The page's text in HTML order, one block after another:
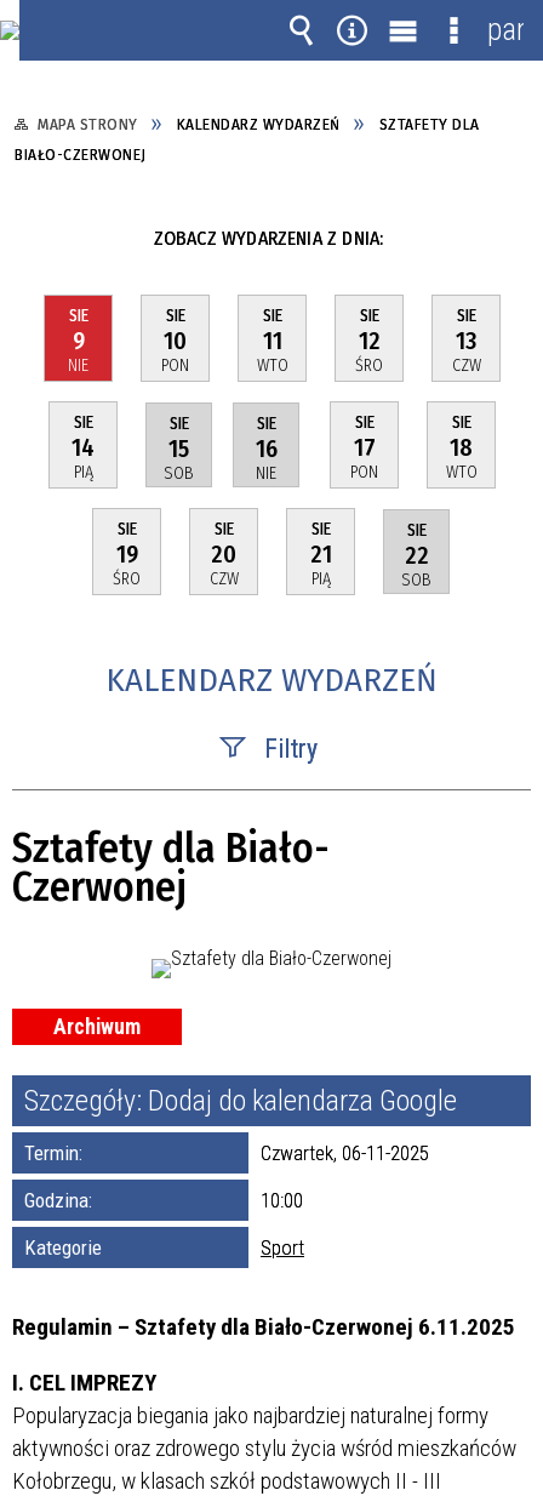
MAPA STRONY KALENDARZ WYDARZEŃ
SZTAFETY DLA
BIAŁO-CZERWONEJ
ZOBACZ WYDARZENIA Z DNIA:
SIE
9
NIE
SIE
10
PON
SIE
11
WTO
SIE
12
ŚRO
SIE
13
CZW
SIE
14
PIĄ
SIE
15
SOB
SIE
16
NIE
SIE
17
PON
SIE
18
WTO
SIE
19
ŚRO
SIE
20
CZW
SIE
21
PIĄ
SIE
22
SOB
KALENDARZ WYDARZEŃ
Filtry
Organizator
Sztafety dla Biało-
Czerwonej
Archiwum
Szczegóły: Dodaj do kalendarza Google
Termin:
Czwartek, 06-11-2025
Godzina:
10:00
Kategorie
Sport
Regulamin – Sztafety dla Biało-Czerwonej 6.11.2025
I. CEL IMPREZY
Popularyzacja biegania jako najbardziej naturalnej formy
aktywności oraz zdrowego stylu życia wśród mieszkańców
Kołobrzegu, w klasach szkół podstawowych II - III
Wyszukiwarka
Narzędzia
MenuMenu